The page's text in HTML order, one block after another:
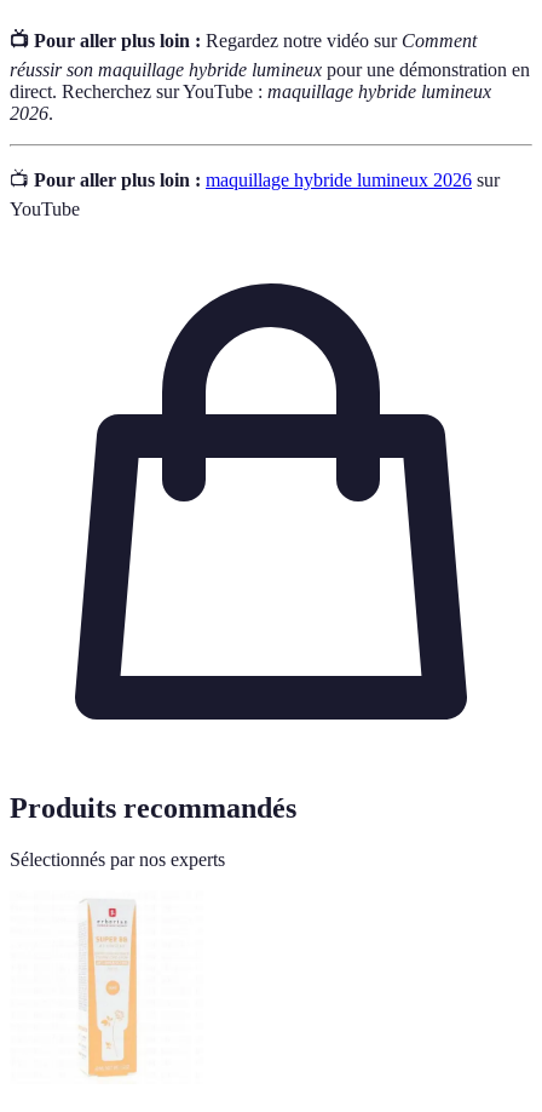
📺 Pour aller plus loin : Regardez notre vidéo sur Comment
réussir son maquillage hybride lumineux pour une démonstration en
direct. Recherchez sur YouTube : maquillage hybride lumineux
2026.
📺 Pour aller plus loin : maquillage hybride lumineux 2026 sur
YouTube
Produits recommandés
Sélectionnés par nos experts